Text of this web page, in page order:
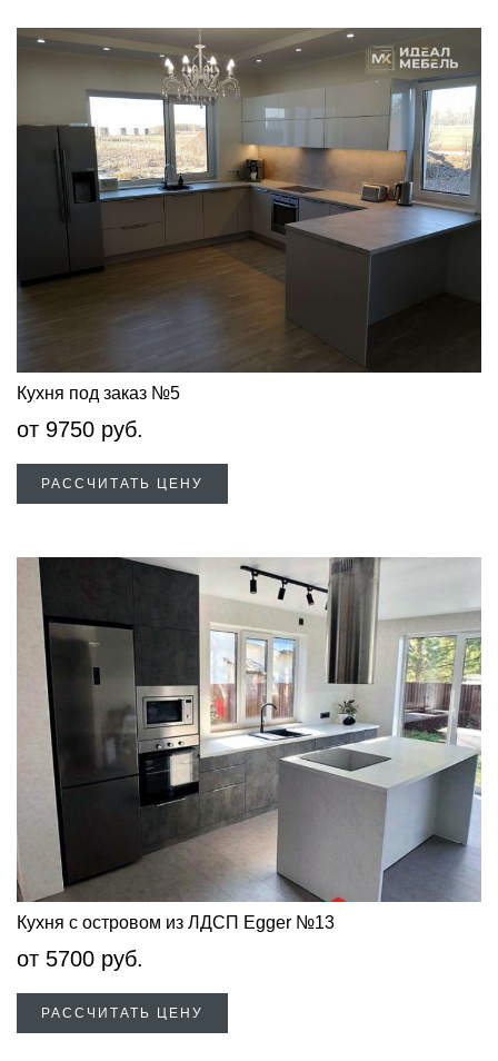
Кухня под заказ №5
от 9750 руб.
РАССЧИТАТЬ ЦЕНУ
Кухня с островом из ЛДСП Egger №13
от 5700 руб.
РАССЧИТАТЬ ЦЕНУ